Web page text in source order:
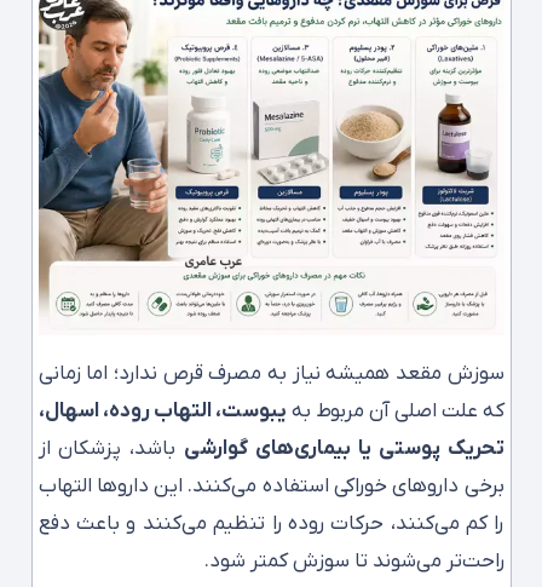
سوزش مقعد همیشه نیاز به مصرف قرص ندارد؛ اما زمانی
که علت اصلی آن مربوط به یبوست، التهاب روده، اسهال،
تحریک پوستی یا بیماری‌های گوارشی باشد، پزشکان از
برخی داروهای خوراکی استفاده می‌کنند. این داروها التهاب
را کم می‌کنند، حرکات روده را تنظیم می‌کنند و باعث دفع
راحت‌تر می‌شوند تا سوزش کمتر شود.